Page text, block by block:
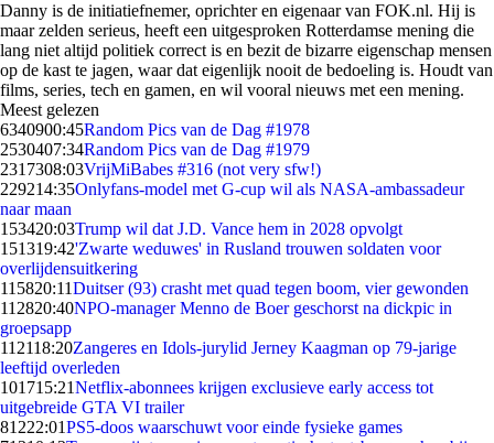
Danny is de initiatiefnemer, oprichter en eigenaar van FOK.nl. Hij is
maar zelden serieus, heeft een uitgesproken Rotterdamse mening die
lang niet altijd politiek correct is en bezit de bizarre eigenschap mensen
op de kast te jagen, waar dat eigenlijk nooit de bedoeling is. Houdt van
films, series, tech en gamen, en wil vooral nieuws met een mening.
Meest gelezen
6340900:45Random Pics van de Dag #1978
2530407:34Random Pics van de Dag #1979
2317308:03VrijMiBabes #316 (not very sfw!)
229214:35Onlyfans-model met G-cup wil als NASA-ambassadeur
naar maan
153420:03Trump wil dat J.D. Vance hem in 2028 opvolgt
151319:42'Zwarte weduwes' in Rusland trouwen soldaten voor
overlijdensuitkering
115820:11Duitser (93) crasht met quad tegen boom, vier gewonden
112820:40NPO-manager Menno de Boer geschorst na dickpic in
groepsapp
112118:20Zangeres en Idols-jurylid Jerney Kaagman op 79-jarige
leeftijd overleden
101715:21Netflix-abonnees krijgen exclusieve early access tot
uitgebreide GTA VI trailer
81222:01PS5-doos waarschuwt voor einde fysieke games